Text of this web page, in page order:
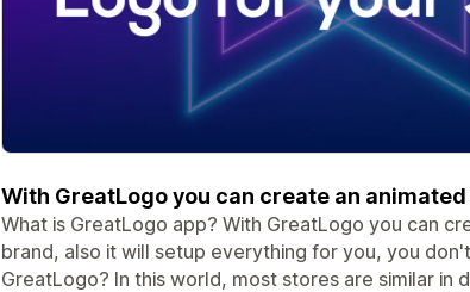
With GreatLogo you can create an
What is GreatLogo app? With GreatLogo you can
brand, also it will setup everything for you, you
GreatLogo? In this world, most stores are similar